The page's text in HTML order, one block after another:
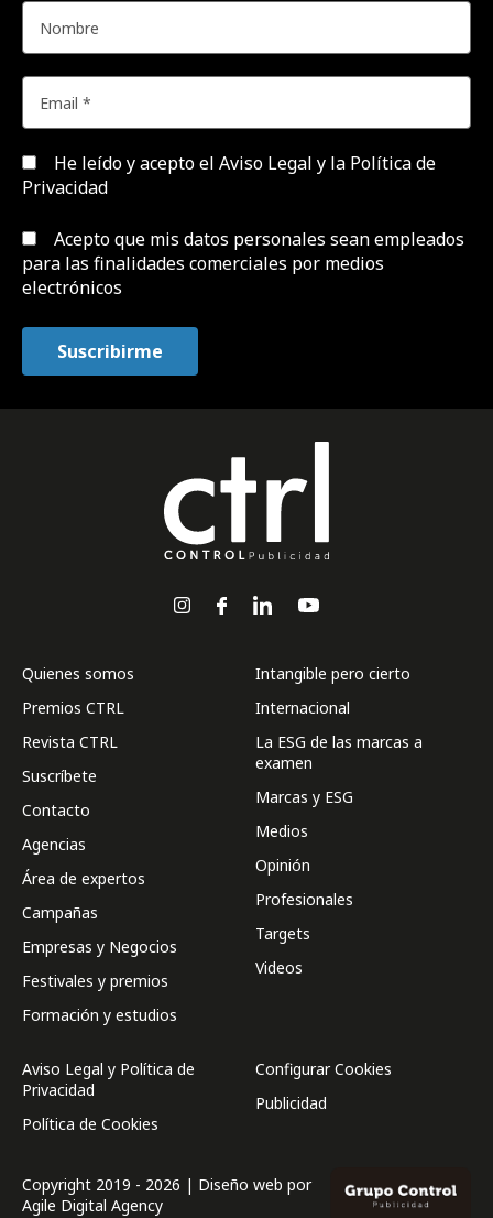
He leído y acepto el Aviso Legal y la Política de
Privacidad
Acepto que mis datos personales sean empleados
para las finalidades comerciales por medios
electrónicos
Quienes somos
Premios CTRL
Revista CTRL
Suscríbete
Contacto
Agencias
Área de expertos
Campañas
Empresas y Negocios
Festivales y premios
Formación y estudios
Intangible pero cierto
Internacional
La ESG de las marcas a
examen
Marcas y ESG
Medios
Opinión
Profesionales
Targets
Videos
Aviso Legal y Política de
Privacidad
Política de Cookies
Configurar Cookies
Publicidad
Copyright 2019 - 2026 | Diseño web por
Agile Digital Agency